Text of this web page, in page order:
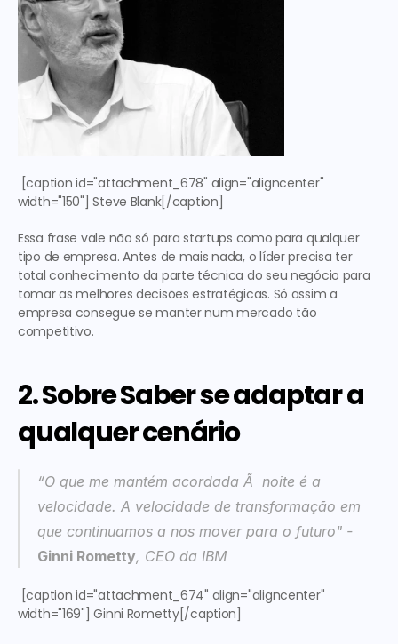
width="150"] Steve Blank[/caption]
Essa frase vale não só para startups como para qualquer
tipo de empresa. Antes de mais nada, o líder precisa ter
total conhecimento da parte técnica do seu negócio para
tomar as melhores decisões estratégicas. Só assim a
empresa consegue se manter num mercado tão
competitivo.
2. Sobre Saber se adaptar a
qualquer cenário
“O que me mantém acordada Ã  noite é a
velocidade. A velocidade de transformação em
que continuamos a nos mover para o futuro"
Ginni Rometty, CEO da IBM
width="169"] Ginni Rometty[/caption]